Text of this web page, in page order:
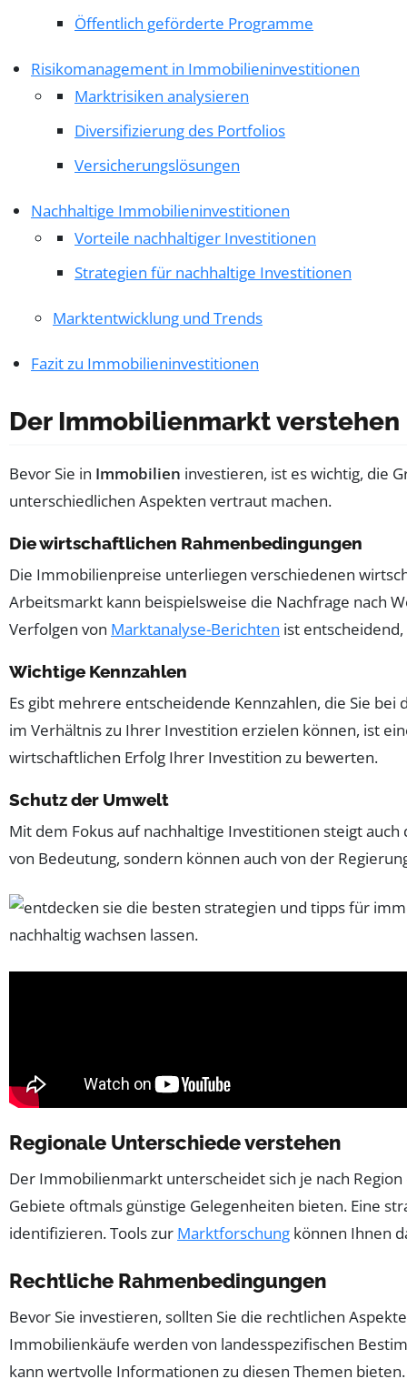
Öffentlich geförderte Programme
Risikomanagement in Immobilieninvestitionen
Marktrisiken analysieren
Diversifizierung des Portfolios
Versicherungslösungen
Nachhaltige Immobilieninvestitionen
Vorteile nachhaltiger Investitionen
Strategien für nachhaltige Investitionen
Marktentwicklung und Trends
Fazit zu Immobilieninvestitionen
Der Immobilienmarkt verstehen
Bevor Sie in Immobilien investieren, ist es wichtig, die
unterschiedlichen Aspekten vertraut machen.
Die wirtschaftlichen Rahmenbedingungen
Die Immobilienpreise unterliegen verschiedenen
Arbeitsmarkt kann beispielsweise die Nachfrage nach
Verfolgen von Marktanalyse-Berichten ist
Wichtige Kennzahlen
Es gibt mehrere entscheidende Kennzahlen, die Sie bei
im Verhältnis zu Ihrer Investition erzielen können, ist
wirtschaftlichen Erfolg Ihrer Investition zu bewerten.
Schutz der Umwelt
Mit dem Fokus auf nachhaltige Investitionen steigt
von Bedeutung, sondern können auch von der
Regionale Unterschiede verstehen
Der Immobilienmarkt unterscheidet sich je nach
Gebiete oftmals günstige Gelegenheiten bieten. Eine
identifizieren. Tools zur Marktforschung können Ihnen
Rechtliche Rahmenbedingungen
Bevor Sie investieren, sollten Sie die rechtlichen
Immobilienkäufe werden von landesspezifischen
kann wertvolle Informationen zu diesen Themen bieten.